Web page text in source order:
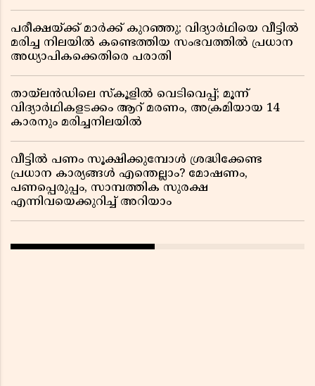
പരീക്ഷയ്ക്ക് മാർക്ക് കുറഞ്ഞു; വിദ്യാർഥിയെ വീട്ടിൽ
മരിച്ച നിലയിൽ കണ്ടെത്തിയ സംഭവത്തിൽ പ്രധാന
അധ്യാപികക്കെതിരെ പരാതി
തായ്‌ലൻഡിലെ സ്‌കൂളിൽ വെടിവെപ്പ്; മൂന്ന്
വിദ്യാർഥികളടക്കം ആറ് മരണം, അക്രമിയായ 14
കാരനും മരിച്ചനിലയിൽ
വീട്ടിൽ പണം സൂക്ഷിക്കുമ്പോൾ ശ്രദ്ധിക്കേണ്ട
പ്രധാന കാര്യങ്ങൾ എന്തെല്ലാം? മോഷണം,
പണപ്പെരുപ്പം, സാമ്പത്തിക സുരക്ഷ
എന്നിവയെക്കുറിച്ച് അറിയാം